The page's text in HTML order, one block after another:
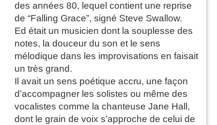
des années 80, lequel contient une reprise
de “Falling Grace”, signé Steve Swallow.
Ed était un musicien dont la souplesse des
notes, la douceur du son et le sens
mélodique dans les improvisations en faisait
un très grand.
Il avait un sens poétique accru, une façon
d’accompagner les solistes ou même des
vocalistes comme la chanteuse Jane Hall,
dont le grain de voix s’approche de celui de